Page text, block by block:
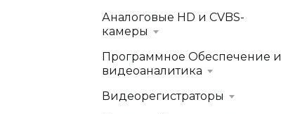
Аналоговые HD и CVBS-
камеры
Программное Обеспечение и
видеоаналитика
Видеорегистраторы